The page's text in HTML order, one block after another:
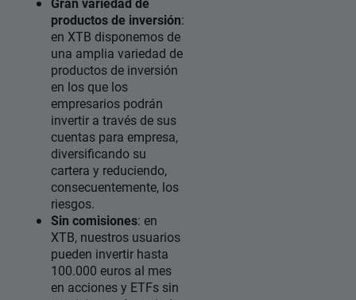
productos de inversión:
en XTB disponemos de
una amplia variedad de
productos de inversión
en los que los
empresarios podrán
invertir a través de sus
cuentas para empresa,
diversificando su
cartera y reduciendo,
consecuentemente, los
riesgos.
Sin comisiones: en
XTB, nuestros usuarios
pueden invertir hasta
100.000 euros al mes
en acciones y ETFs sin